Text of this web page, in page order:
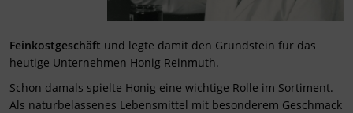
Feinkostgeschäft und legte damit den Grundstein für das
heutige Unternehmen Honig Reinmuth.
Schon damals spielte Honig eine wichtige Rolle im Sortiment.
Als naturbelassenes Lebensmittel mit besonderem Geschmack